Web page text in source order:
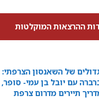
ההרצאות המוקלטות
של השאנסון הצרפתי:
עם יובל בן עמי- סופר,
תיירים מדרום צרפת